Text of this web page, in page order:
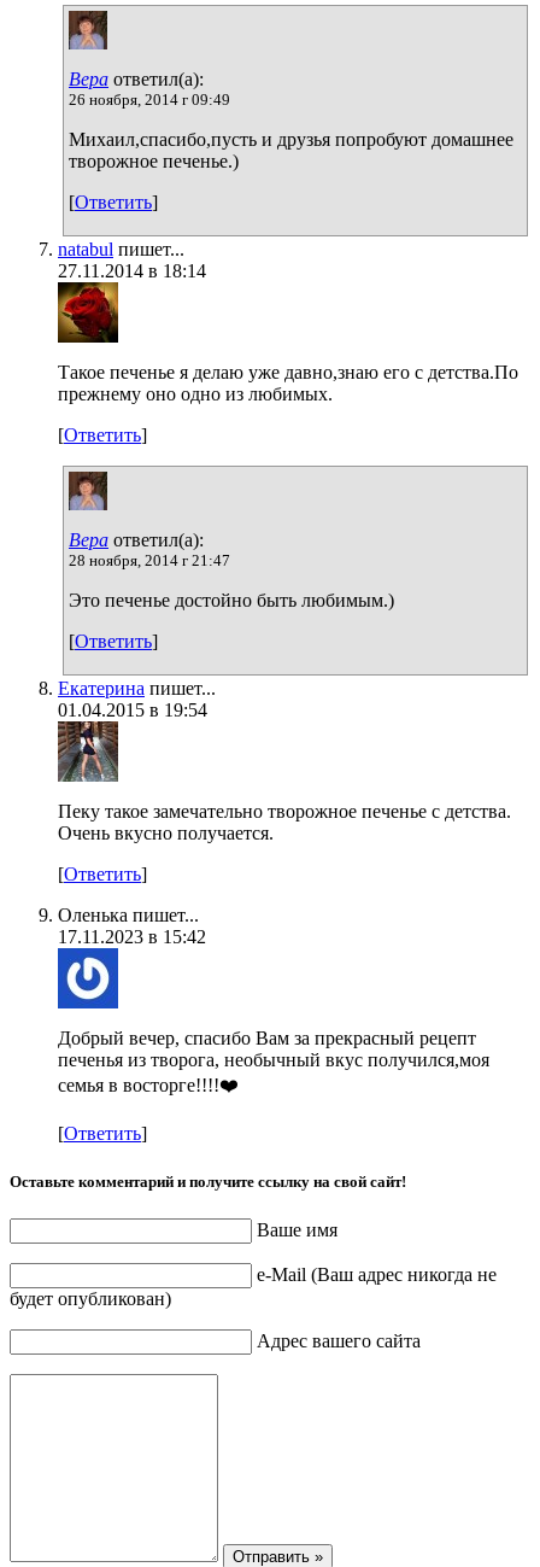
Вера ответил(а):
26 ноября, 2014 г 09:49
Михаил,спасибо,пусть и друзья попробуют домашнее
творожное печенье.)
[Ответить]
natabul пишет...
27.11.2014 в 18:14
Такое печенье я делаю уже давно,знаю его с детства.По
прежнему оно одно из любимых.
[Ответить]
Вера ответил(а):
28 ноября, 2014 г 21:47
Это печенье достойно быть любимым.)
[Ответить]
Екатерина пишет...
01.04.2015 в 19:54
Пеку такое замечательно творожное печенье с детства.
Очень вкусно получается.
[Ответить]
Оленька пишет...
17.11.2023 в 15:42
Добрый вечер, спасибо Вам за прекрасный рецепт
печенья из творога, необычный вкус получился,моя
семья в восторге!!!!❤️
[Ответить]
Оставьте комментарий и получите ссылку на свой сайт!
Ваше имя
e-Mail (Ваш адрес никогда не
будет опубликован)
Адрес вашего сайта